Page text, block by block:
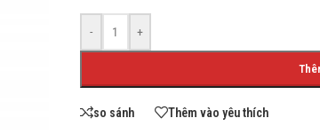
SHOP LAYOUTS
Filters area
AJAX Shop
- +
so sánh Thêm vào yêu thích